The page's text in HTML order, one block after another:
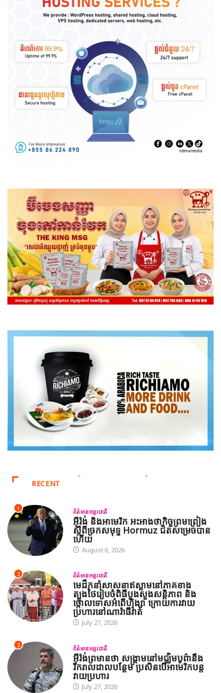
RECENT
1 ព័ត៌មានអន្តរជាតិ
អ៊ីរ៉ង់ និងអាមេរិក អះអាងថាកិច្ចព្រមព្រៀង
ស្តីពីច្រកសមុទ្ទ Hormuz ជិតសម្រេចបាន
ហើយ
August 6, 2026
2 ព័ត៌មានអន្តរជាតិ
មេដឹកនាំសាសនាឥស្លាមនៅភាគខាង
ត្បូងថៃរៀបចំពិធីបួងសួងសន្តិភាព និង
ថ្កោលទោសអំពើហិង្សា ក្រោយការវាយ
ប្រហារនៅណារ៉ាធីវ៉ាត់
July 27, 2026
3 ព័ត៌មានអន្តរជាតិ
អ៊ីរ៉ង់ព្រមានថា សង្គ្រាមនៅមជ្ឈិមបូព៌ានឹង
រីករាលដាលបន្ថែម ប្រសិនបើអាមេរិកបន្ត
វាយប្រហារ
July 27, 2026